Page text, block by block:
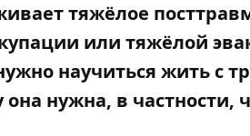
тяжёлое
или тяжёлой
научиться жить с
нужна, в частности,